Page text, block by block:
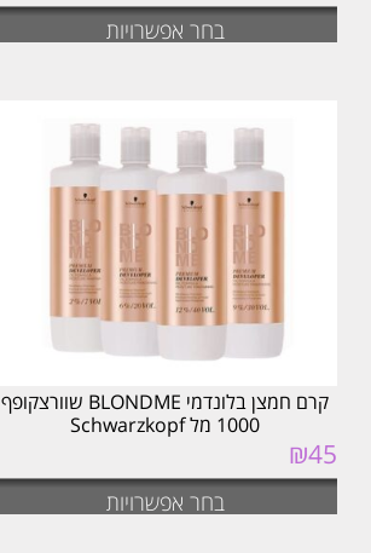
בחר אפשרויות
קרם חמצן בלונדמי BLONDME שוורצקופף
1000 מל Schwarzkopf
₪45
בחר אפשרויות